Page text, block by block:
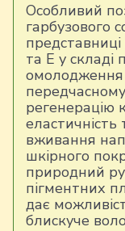
Особливий
гарбузового
представниці
та Е у складі
омолодження
регенерацію
еластичність
вживання
шкірного
природний
пігментних
дає
блискуче